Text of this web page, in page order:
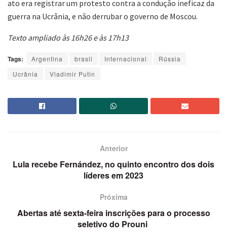
ato era registrar um protesto contra a condução ineficaz da
guerra na Ucrânia, e não derrubar o governo de Moscou.
Texto ampliado às 16h26 e às 17h13
Tags: Argentina brasil Internacional
Rússia
Ucrânia
Vladimir Putin
Anterior
Lula recebe Fernández, no quinto encontro dos dois
líderes em 2023
Próxima
Abertas até sexta-feira inscrições para o processo
seletivo do Prouni